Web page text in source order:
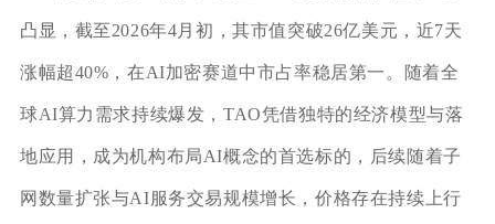
凸显，截至2026年4月初，其市值突破26亿美元，近7天
涨幅超40%，在AI加密赛道中市占率稳居第一。随着全
球AI算力需求持续爆发，TAO凭借独特的经济模型与落
地应用，成为机构布局AI概念的首选标的，后续随着子
网数量扩张与AI服务交易规模增长，价格存在持续上行